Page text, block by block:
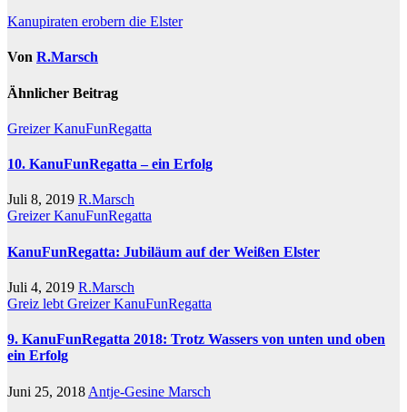
Beitragsnavigation
Kanupiraten erobern die Elster
Von R.Marsch
Ähnlicher Beitrag
Greizer KanuFunRegatta
10. KanuFunRegatta – ein Erfolg
Juli 8, 2019 R.Marsch
Greizer KanuFunRegatta
KanuFunRegatta: Jubiläum auf der Weißen Elster
Juli 4, 2019 R.Marsch
Greiz lebt Greizer KanuFunRegatta
9. KanuFunRegatta 2018: Trotz Wassers von unten und oben
ein Erfolg
Juni 25, 2018 Antje-Gesine Marsch